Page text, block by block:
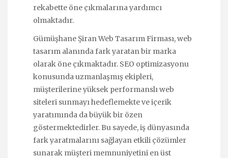
rekabette öne çıkmalarına yardımcı
olmaktadır.
Gümüşhane Şiran Web Tasarım Firması, web
tasarım alanında fark yaratan bir marka
olarak öne çıkmaktadır. SEO optimizasyonu
konusunda uzmanlaşmış ekipleri,
müşterilerine yüksek performanslı web
siteleri sunmayı hedeflemekte ve içerik
yaratımında da büyük bir özen
göstermektedirler. Bu sayede, iş dünyasında
fark yaratmalarını sağlayan etkili çözümler
sunarak müşteri memnuniyetini en üst